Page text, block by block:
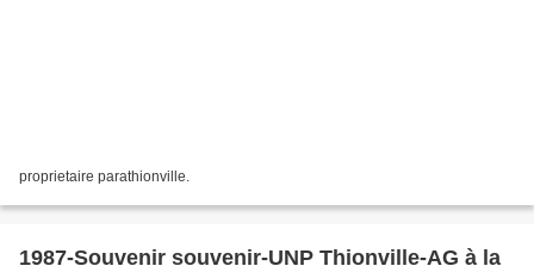
proprietaire parathionville.
1987-Souvenir souvenir-UNP Thionville-AG à la